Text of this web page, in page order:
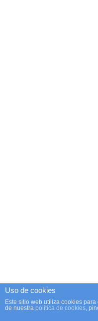
Uso de cookies
Este sitio web utiliza cookies
de nuestra política de cookies,